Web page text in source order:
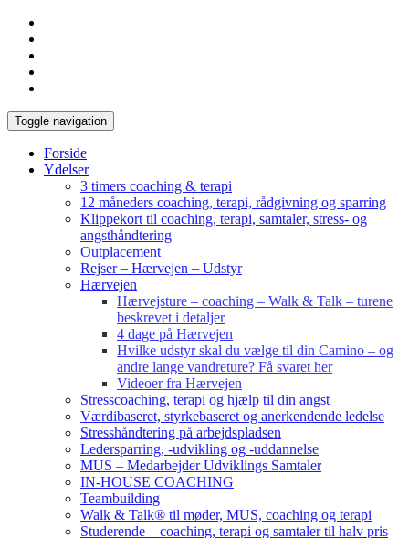
Toggle navigation
Forside
Ydelser
3 timers coaching & terapi
12 måneders coaching, terapi, rådgivning og sparring
Klippekort til coaching, terapi, samtaler, stress- og
angsthåndtering
Outplacement
Rejser – Hærvejen – Udstyr
Hærvejen
Hærvejsture – coaching – Walk & Talk – turene
beskrevet i detaljer
4 dage på Hærvejen
Hvilke udstyr skal du vælge til din Camino – og
andre lange vandreture? Få svaret her
Videoer fra Hærvejen
Stresscoaching, terapi og hjælp til din angst
Værdibaseret, styrkebaseret og anerkendende ledelse
Stresshåndtering på arbejdspladsen
Ledersparring, -udvikling og -uddannelse
MUS – Medarbejder Udviklings Samtaler
IN-HOUSE COACHING
Teambuilding
Walk & Talk® til møder, MUS, coaching og terapi
Studerende – coaching, terapi og samtaler til halv pris